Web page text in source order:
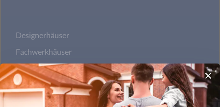
Designerhäuser
Fachwerkhäuser
Klassische Häuser
Landhäuser